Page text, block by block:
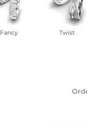
Fancy Twist